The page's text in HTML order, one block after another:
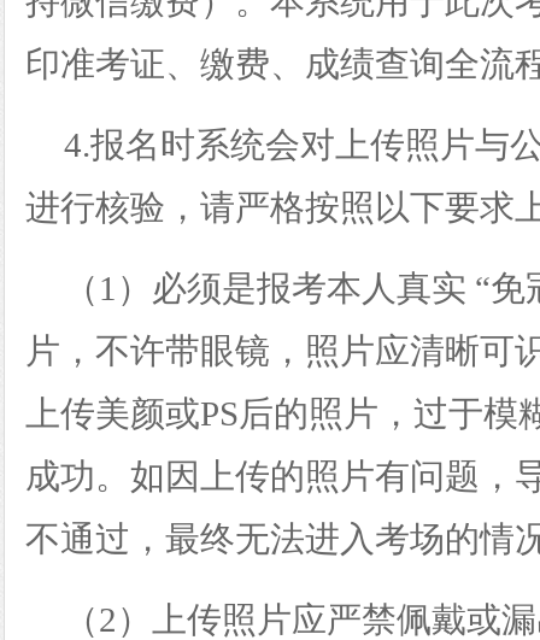
印准考证、缴费、成绩查询全流
4.报名时系统会对上传照片与
进行核验，请严格按照以下要求
（1）必须是报考本人真实 “免
片，不许带眼镜，照片应清晰可
上传美颜或PS后的照片，过于
成功。如因上传的照片有问题，
不通过，最终无法进入考场的情
（2）上传照片应严禁佩戴或